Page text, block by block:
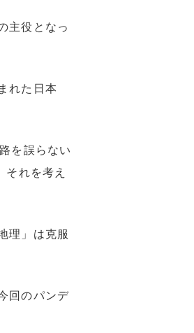
主役となっ
れた日本
を誤らない
れを考え
理」は克服
回のパンデ